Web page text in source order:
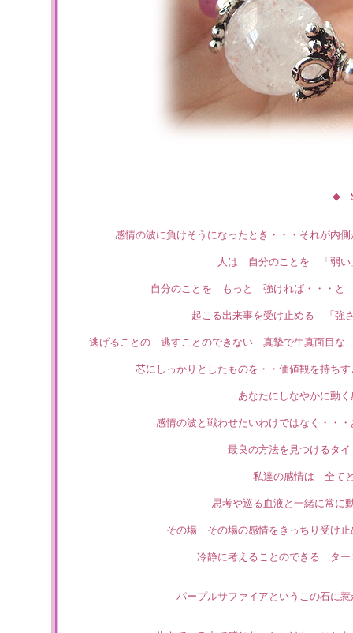
◆
感情の波に負けそうになったとき・・・それが
人は 自分のことを 「弱い
自分のことを もっと 強ければ・・・と
起こる出来事を受け止める 「強
逃げることの 逃すことのできない 真摯で生真面目な
芯にしっかりとしたものを・・価値観を持
あなたにしなやかに動
感情の波と戦わせたいわけではなく・
最良の方法を見つけるタイ
私達の感情は 全て
思考や巡る血液と一緒に常に
その場 その場の感情をきっちり受け
冷静に考えることのできる ター
パープルサファイアというこの石に